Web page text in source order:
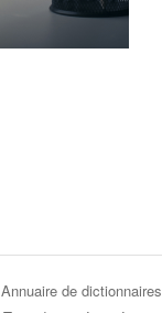
Annuaire de dictionnaires